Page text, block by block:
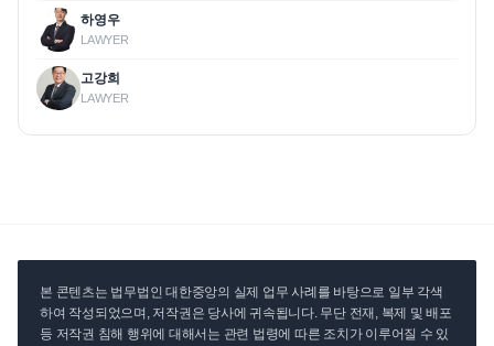
하영우
LAWYER
고강희
LAWYER
본 콘텐츠는 법무법인 대한중앙의 실제 업무 사례를 바탕으로 일부 각색
하여 작성되었으며, 저작권은 당사에 귀속됩니다. 무단 전재, 복제 및 배포
등 저작권 침해 행위에 대해서는 관련 법령에 따른 조치가 이루어질 수 있